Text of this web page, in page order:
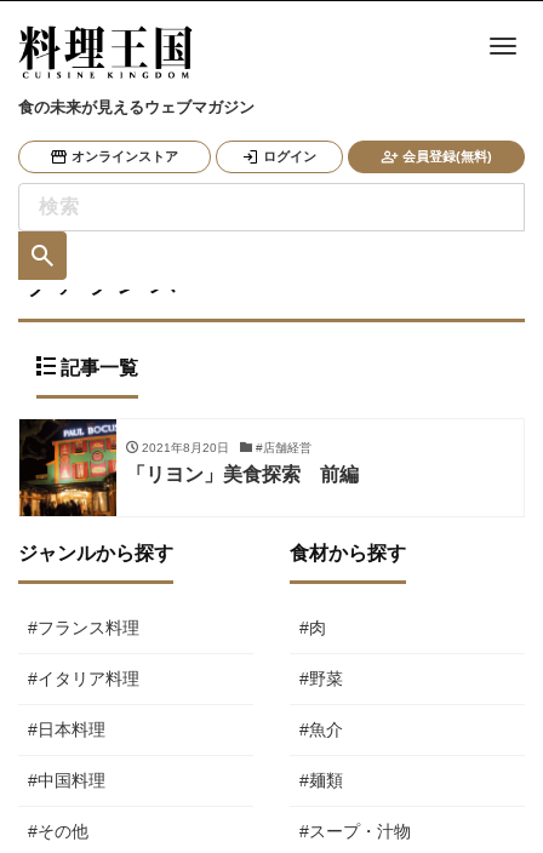
食の未来が見えるウェブマガジン
オンラインストア ログイン 会員登録(無料)
ナ
ヴァランス
記事一覧
2021年8月20日 #店舗経営
「リヨン」美食探索 前編
ジャンルから探す
#フランス料理
#イタリア料理
#日本料理
#中国料理
#その他
食材から探す
#肉
#野菜
#魚介
#麺類
#スープ・汁物